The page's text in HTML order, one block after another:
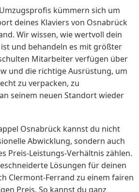
kümmern sich um
deines Klaviers von Osnabrück
Wir wissen, wie wertvoll dein
und behandeln es mit größter
Mitarbeiter verfügen über
und die richtige Ausrüstung, um
zu verpacken, zu
seinem neuen Standort wieder
Osnabrück kannst du nicht
Abwicklung, sondern auch
Preis-Leistungs-Verhältnis zählen.
Lösungen für deinen
Clermont-Ferrand zu einem fairen
Preis. So kannst du ganz